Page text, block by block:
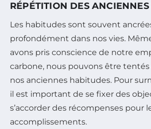
RÉPÉTITION DES
Les habitudes sont souvent
profondément dans nos vies.
avons pris conscience de notre
carbone, nous pouvons être tentés
nos anciennes habitudes. Pour
il est important de se fixer des
s’accorder des récompenses pour
accomplissements.